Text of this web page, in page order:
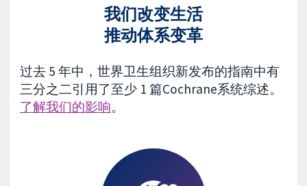
我们改变生活
推动体系变革
过去 5 年中，世界卫生组织新发布的指南中有
三分之二引用了至少 1 篇Cochrane系统综述。
了解我们的影响。